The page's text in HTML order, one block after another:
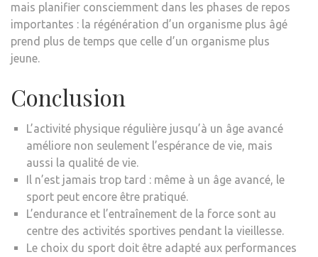
mais planifier consciemment dans les phases de repos
importantes : la régénération d’un organisme plus âgé
prend plus de temps que celle d’un organisme plus
jeune.
Conclusion
L’activité physique régulière jusqu’à un âge avancé
améliore non seulement l’espérance de vie, mais
aussi la qualité de vie.
Il n’est jamais trop tard : même à un âge avancé, le
sport peut encore être pratiqué.
L’endurance et l’entraînement de la force sont au
centre des activités sportives pendant la vieillesse.
Le choix du sport doit être adapté aux performances